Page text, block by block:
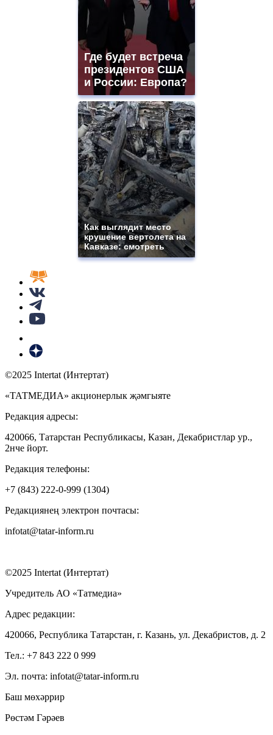
Где будет встреча
президентов США
и России: Европа?
Как выглядит место
крушение вертолета на
Кавказе: смотреть
©2025 Intertat (Интертат)
«ТАТМЕДИА» акционерлык җәмгыяте
Редакция адресы:
420066, Татарстан Республикасы, Казан, Декабристлар ур.,
2нче йорт.
Редакция телефоны:
+7 (843) 222-0-999 (1304)
Редакциянең электрон почтасы:
infotat@tatar-inform.ru
©2025 Intertat (Интертат)
Учредитель АО «Татмедиа»
Адрес редакции:
420066, Республика Татарстан, г. Казань, ул. Декабристов, д. 2
Тел.: +7 843 222 0 999
Эл. почта: infotat@tatar-inform.ru
Баш мөхәррир
Рөстәм Гәрәев